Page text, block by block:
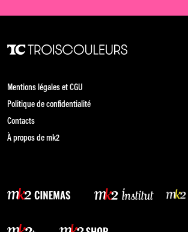
Mentions légales et CGU
Politique de confidentialité
Contacts
À propos de mk2